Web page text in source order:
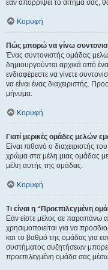
εάν απορρίψει το αίτημα σας,
Κορυφή
Πώς μπορώ να γίνω
Ένας συντονιστής ομάδας
δημιουργούνται αρχικά από
ενδιαφέρεστε να γίνετε
να είναι ένας διαχειριστής.
μήνυμα.
Κορυφή
Γιατί μερικές ομάδες μελών
Είναι πιθανό ο διαχειριστής
χρώμα στα μέλη μιας ομάδας
μέλη αυτής της ομάδας.
Κορυφή
Τι είναι η “Προεπιλεγμένη
Εάν είστε μέλος σε παραπάνω
χρησιμοποιείται για να
και το βαθμό της ομάδας για
συστήματος συζητήσεων
προεπιλεγμένη ομάδα σας